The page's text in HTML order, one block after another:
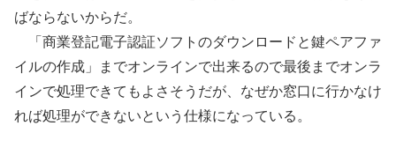
ばならないからだ。
「商業登記電子認証ソフトのダウンロードと鍵ペアファ
イルの作成」までオンラインで出来るので最後までオンラ
インで処理できてもよさそうだが、なぜか窓口に行かなけ
れば処理ができないという仕様になっている。